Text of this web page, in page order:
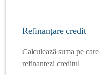
Refinanțare credit
Calculează suma pe
refinanțezi creditul